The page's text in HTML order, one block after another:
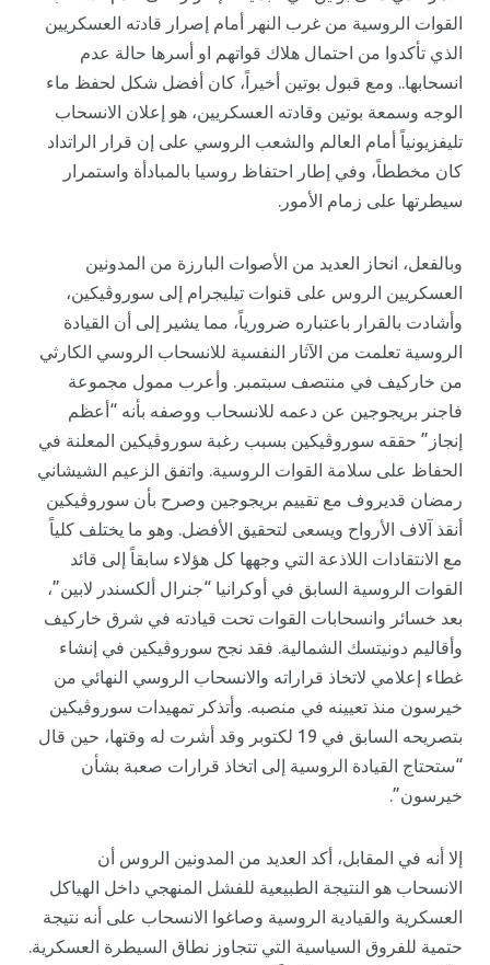
القوات الروسية من غرب النهر أمام إصرار قادته العسكريين
الذي تأكدوا من احتمال هلاك قواتهم او أسرها حالة عدم
انسحابها.. ومع قبول بوتين أخيراً، كان أفضل شكل لحفظ ماء
الوجه وسمعة بوتين وقادته العسكريين، هو إعلان الانسحاب
تليفزيونياً أمام العالم والشعب الروسي على إن قرار الراتداد
كان مخططاً، وفي إطار احتفاظ روسيا بالمبادأة واستمرار
سيطرتها على زمام الأمور.
وبالفعل، انحاز العديد من الأصوات البارزة من المدونين
العسكريين الروس على قنوات تيليجرام إلى سوروڤيكين،
وأشادت بالقرار باعتباره ضرورياً، مما يشير إلى أن القيادة
الروسية تعلمت من الآثار النفسية للانسحاب الروسي الكارثي
من خاركيف في منتصف سبتمبر. وأعرب ممول مجموعة
فاجنر بريجوجين عن دعمه للانسحاب ووصفه بأنه “أعظم
إنجاز” حققه سوروڤيكين بسبب رغبة سوروڤيكين المعلنة في
الحفاظ على سلامة القوات الروسية. واتفق الزعيم الشيشاني
رمضان قديروف مع تقييم بريجوجين وصرح بأن سوروڤيكين
أنقذ آلاف الأرواح ويسعى لتحقيق الأفضل. وهو ما يختلف كلياً
مع الانتقادات اللاذعة التي وجهها كل هؤلاء سابقاً إلى قائد
القوات الروسية السابق في أوكرانيا “جنرال ألكسندر لابين”،
بعد خسائر وانسحابات القوات تحت قيادته في شرق خاركيف
وأقاليم دونيتسك الشمالية. فقد نجح سوروڤيكين في إنشاء
غطاء إعلامي لاتخاذ قراراته والانسحاب الروسي النهائي من
خيرسون منذ تعيينه في منصبه. وأتذكر تمهيدات سوروڤيكين
بتصريحه السابق في 19 لكتوبر وقد أشرت له وقتها، حين قال
“ستحتاج القيادة الروسية إلى اتخاذ قرارات صعبة بشأن
خيرسون”.
إلا أنه في المقابل، أكد العديد من المدونين الروس أن
الانسحاب هو النتيجة الطبيعية للفشل المنهجي داخل الهياكل
العسكرية والقيادية الروسية وصاغوا الانسحاب على أنه نتيجة
حتمية للفروق السياسية التي تتجاوز نطاق السيطرة العسكرية.